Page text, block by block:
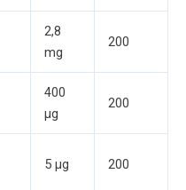
2,8
mg
200
400
µg
200
5 µg 200